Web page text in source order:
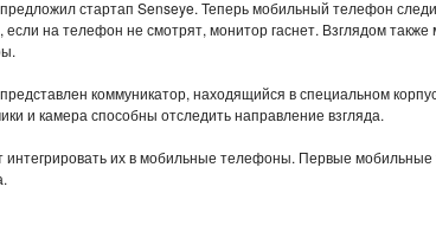
стартап Senseye. Теперь мобильный телефон
если на телефон не смотрят, монитор гаснет. Взглядом
коммуникатор, находящийся в специальном
и камера способны отследить направление взгляда.
их в мобильные телефоны. Первые